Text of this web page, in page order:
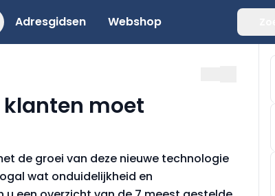
Adresgidsen Webshop
moet
de groei van deze nieuwe technologie
wat onduidelijkheid en